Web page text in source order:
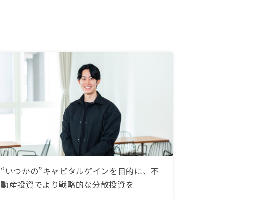
“いつかの”キャピタルゲインを目的に、不
動産投資でより戦略的な分散投資を